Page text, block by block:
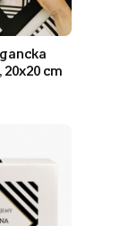
cm